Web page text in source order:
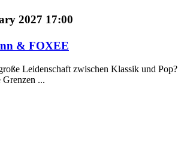
2027 17:00
& FOXEE
Leidenschaft zwischen Klassik und
...